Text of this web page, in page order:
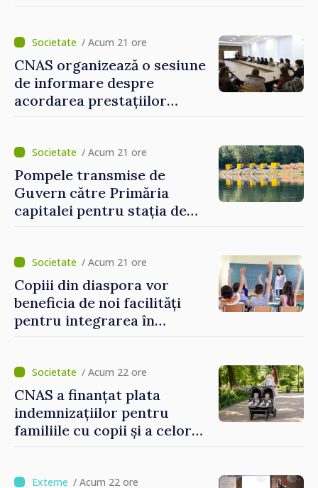
construi comunități mai
puternice”
/ Acum 21 ore
CNAS organizează o sesiune
de informare despre
acordarea prestațiilor
invitați să se înscrie la
eveniment
/ Acum 21 ore
Pompele transmise de
Guvern către Primăria
capitalei pentru stația de
puse în funcțiune
/ Acum 21 ore
Copiii din diaspora vor
beneficia de noi facilități
pentru integrarea în
/ Acum 22 ore
CNAS a finanțat plata
indemnizațiilor pentru
familiile cu copii și a celor
/ Acum 22 ore